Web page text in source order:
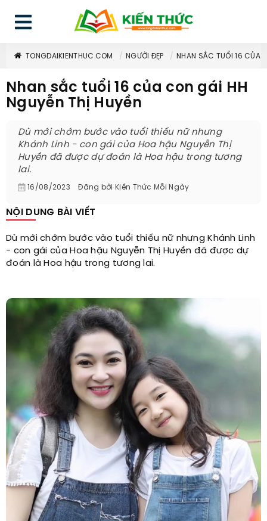
TONGDAIKIENTHUC.COM NGƯỜI ĐẸP NHAN SẮC TUỔI 16 CỦA
Nhan sắc tuổi 16 của con gái HH
Nguyễn Thị Huyền
Dù mới chớm bước vào tuổi thiếu nữ nhưng
Khánh Linh - con gái của Hoa hậu Nguyễn Thị
Huyền đã được dự đoán là Hoa hậu trong tương
lai.
16/08/2023 Đăng bởi Kiến Thức Mỗi Ngày
NỘI DUNG BÀI VIẾT
Dù mới chớm bước vào tuổi thiếu nữ nhưng Khánh Linh
- con gái của Hoa hậu Nguyễn Thị Huyền đã được dự
đoán là Hoa hậu trong tương lai.